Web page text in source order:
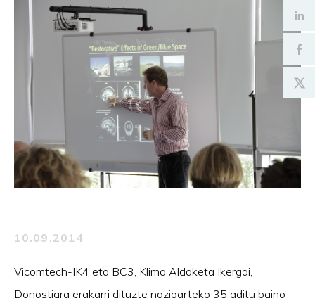
10.09.2014
Vicomtech-IK4 eta BC3, Klima Aldaketa Ikergai,
Donostiara erakarri dituzte nazioarteko 35 aditu baino